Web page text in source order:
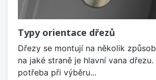
Typy orientace dřezů
Dřezy se montují na několik
na jaké straně je hlavní vana
potřeba při výběru...